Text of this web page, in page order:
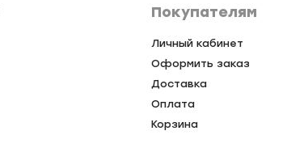
Покупателям
Личный кабинет
Оформить заказ
Доставка
Оплата
Корзина